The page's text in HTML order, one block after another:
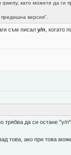
като можете да ги
версия".
съм писалy/n , когато
да си остане
това, ако при това